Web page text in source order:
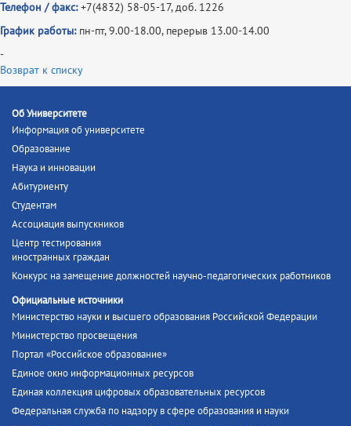
Телефон / факс: +7(4832) 58-05-17, доб. 1226
График работы: пн-пт, 9.00-18.00, перерыв 13.00-14.00
-
Возврат к списку
Об Университете
Информация об университете
Образование
Наука и инновации
Абитуриенту
Студентам
Ассоциация выпускников
Центр тестирования
иностранных граждан
Конкурс на замещение должностей научно-педагогических работников
Официальные источники
Министерство науки и высшего образования Российской Федерации
Министерство просвещения
Портал «Российское образование»
Единое окно информационных ресурсов
Единая коллекция цифровых образовательных ресурсов
Федеральная служба по надзору в сфере образования и науки